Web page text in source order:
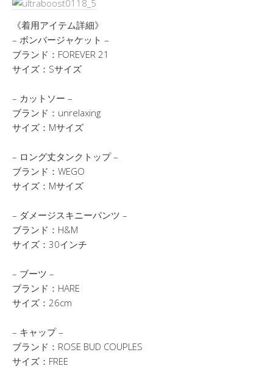
《着用アイテム詳細》
– ボンバージャケット –
ブランド：FOREVER 21
サイズ：Sサイズ
– カットソー –
ブランド：unrelaxing
サイズ：Mサイズ
– ロング丈タンクトップ –
ブランド：WEGO
サイズ：Mサイズ
– ダメージスキニーパンツ –
ブランド：H&M
サイズ：30インチ
– ブーツ –
ブランド：HARE
サイズ：26cm
– キャップ –
ブランド：ROSE BUD COUPLES
サイズ：FREE